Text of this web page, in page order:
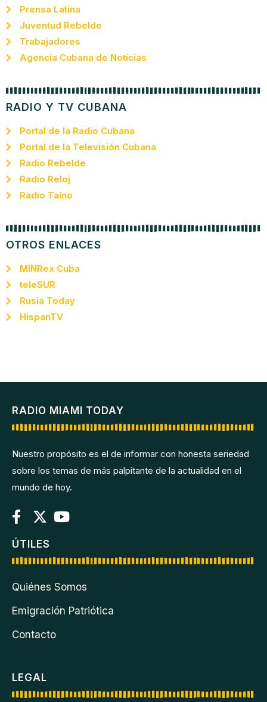
Prensa Latina
Juventud Rebelde
Trabajadores
Agencia Cubana de Noticias
RADIO Y TV CUBANA
Portal de la Radio Cubana
Portal de la Televisión Cubana
Radio Rebelde
Radio Reloj
Radio Taíno
OTROS ENLACES
MINRex Cuba
teleSUR
Rusia Today
HispanTV
RADIO MIAMI TODAY
Nuestro propósito es el de informar con honesta seriedad
sobre los temas de más palpitante de la actualidad en el
mundo de hoy.
ÚTILES
Quiénes Somos
Emigración Patriótica
Contacto
LEGAL